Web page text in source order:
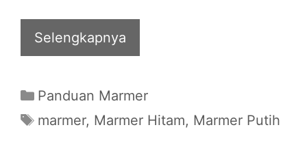
Selengkapnya
Categories
Panduan Marmer
Tags
marmer, Marmer Hitam, Marmer Putih